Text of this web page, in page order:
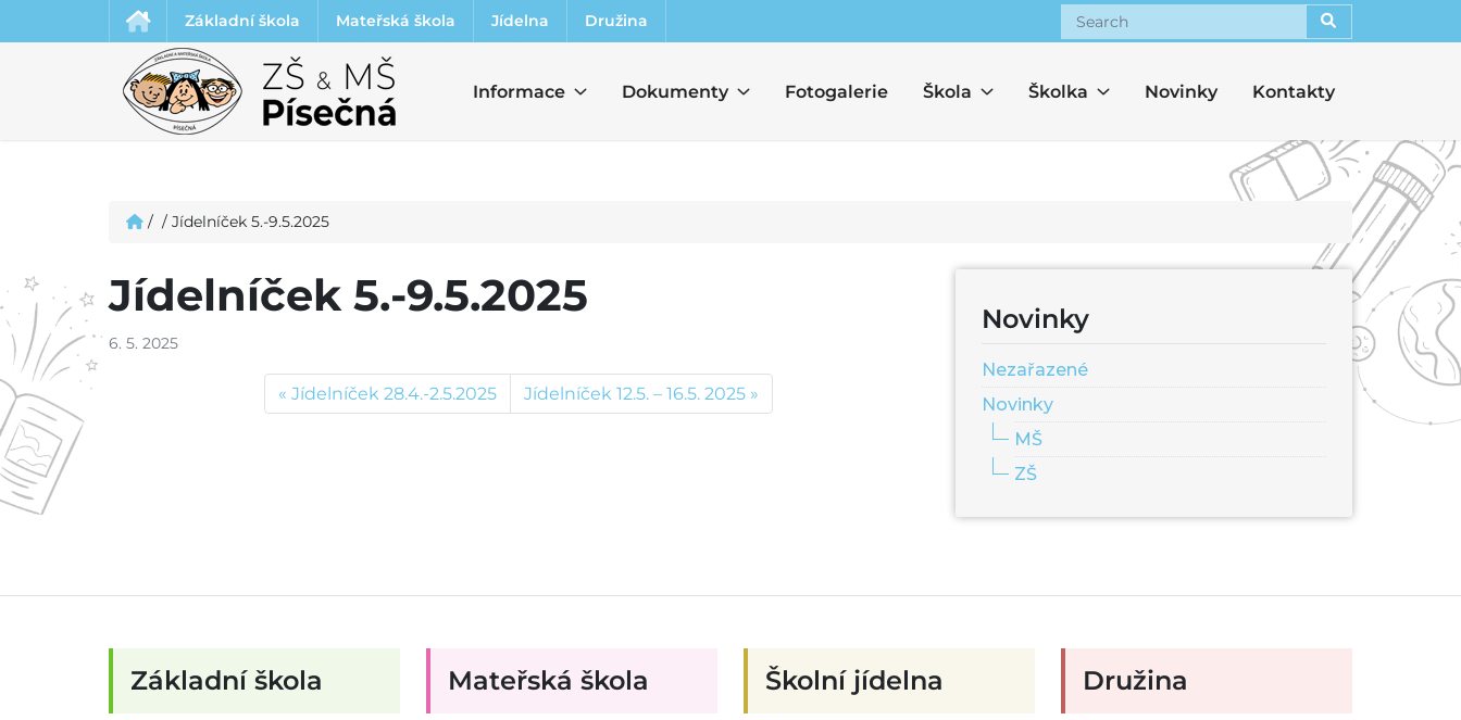
Základní škola Mateřská škola Jídelna
Družina
Search
Informace Dokumenty Fotogalerie Škola Školka Novinky Kontakty
/ / Jídelníček 5.-9.5.2025
Jídelníček 5.-9.5.2025
6. 5. 2025
Jídelníček 28.4.-2.5.2025 Jídelníček 12.5. – 16.5. 2025
Novinky
Nezařazené
Novinky
MŠ
ZŠ
Základní škola Mateřská škola Školní jídelna Družina